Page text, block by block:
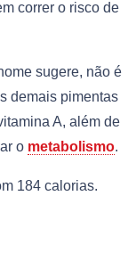
correr o risco de
sugere, não é
demais pimentas
A, além de
o metabolismo.
184 calorias.